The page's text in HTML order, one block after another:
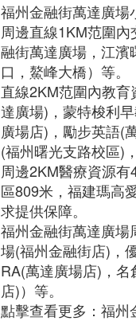
福州金融街萬達廣場
周邊直線1KM范圍
融街萬達廣場，江
口，鰲峰大橋）等。
直線2KM范圍內教
達廣場)，蒙特梭利
廣場店)，勵步英語(
(福州曙光支路校區)
周邊2KM醫療資源
區809米，福建瑪高
求提供保障。
福州金融街萬達廣
場(福州金融街店)，
RA(萬達廣場店)，
店)）等。
點擊查看更多：福州